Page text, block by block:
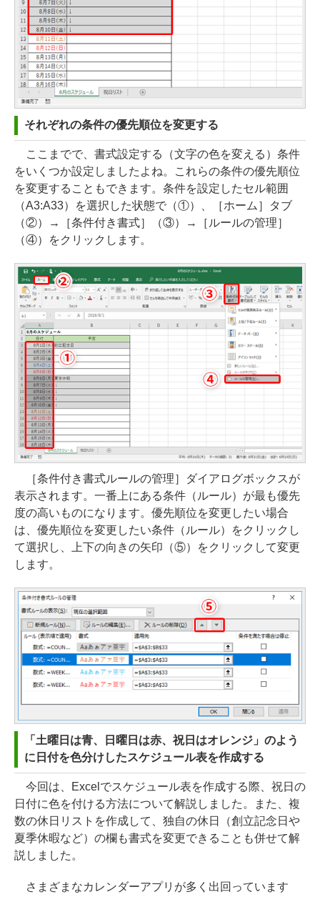
それぞれの条件の優先順位を変更する
ここまでで、書式設定する（文字の色を変える）条件
をいくつか設定しましたよね。これらの条件の優先順位
を変更することもできます。条件を設定したセル範囲
（A3:A33）を選択した状態で（①）、［ホーム］タブ
（②）→［条件付き書式］（③）→［ルールの管理］
（④）をクリックします。
［条件付き書式ルールの管理］ダイアログボックスが
表示されます。一番上にある条件（ルール）が最も優先
度の高いものになります。優先順位を変更したい場合
は、優先順位を変更したい条件（ルール）をクリックし
て選択し、上下の向きの矢印（⑤）をクリックして変更
します。
「土曜日は青、日曜日は赤、祝日はオレンジ」のよう
に日付を色分けしたスケジュール表を作成する
今回は、Excelでスケジュール表を作成する際、祝日の
日付に色を付ける方法について解説しました。また、複
数の休日リストを作成して、独自の休日（創立記念日や
夏季休暇など）の欄も書式を変更できることも併せて解
説しました。
さまざまなカレンダーアプリが多く出回っています